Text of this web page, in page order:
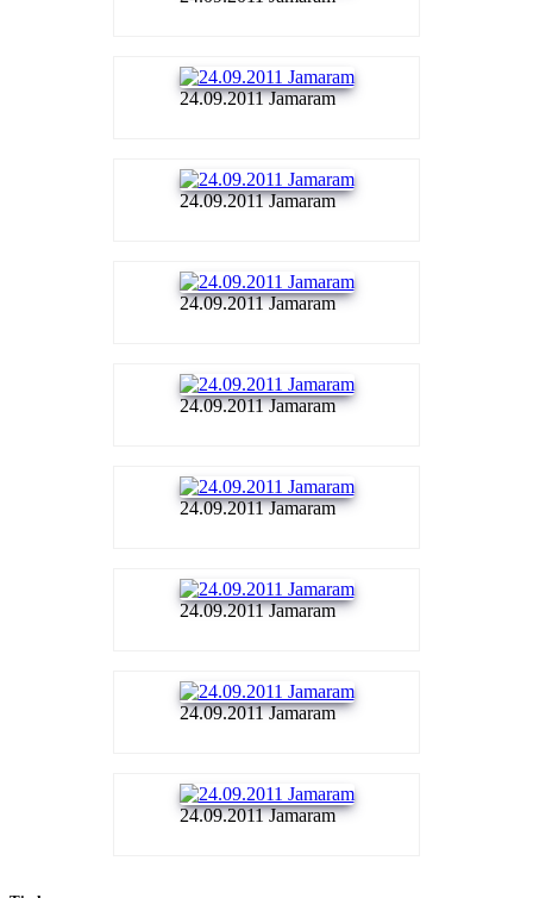
24.09.2011 Jamaram
24.09.2011 Jamaram
24.09.2011 Jamaram
24.09.2011 Jamaram
24.09.2011 Jamaram
24.09.2011 Jamaram
24.09.2011 Jamaram
24.09.2011 Jamaram